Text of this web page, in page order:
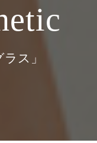
ス」